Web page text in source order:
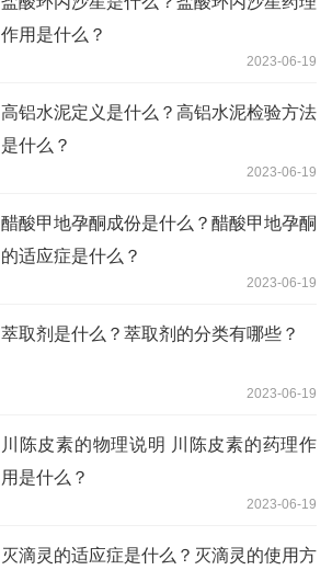
作用是什么？
2023-06-19
高铝水泥定义是什么？高铝水泥检验方法
是什么？
2023-06-19
醋酸甲地孕酮成份是什么？醋酸甲地孕酮
的适应症是什么？
2023-06-19
萃取剂是什么？萃取剂的分类有哪些？
2023-06-19
川陈皮素的物理说明 川陈皮素的药理作
用是什么？
2023-06-19
灭滴灵的适应症是什么？灭滴灵的使用方